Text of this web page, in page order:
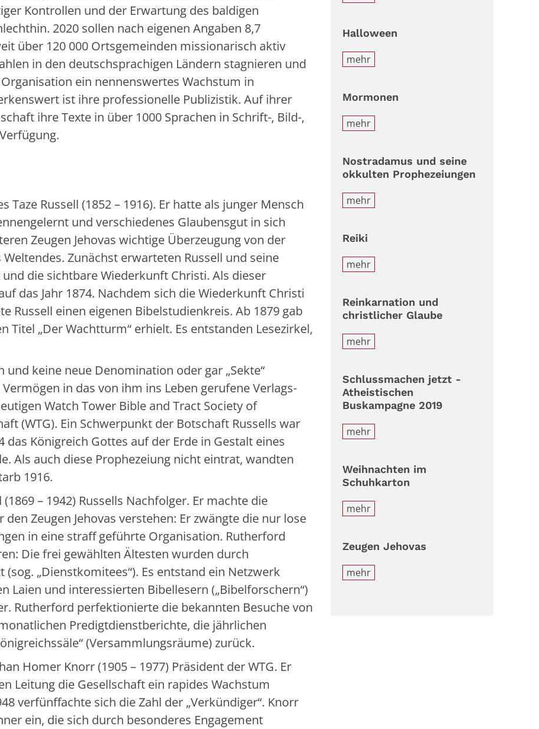
Kontrollen und der Erwartung des baldigen
2020 sollen nach eigenen Angaben 8,7
über 120 000 Ortsgemeinden missionarisch aktiv
in den deutschsprachigen Ländern stagnieren und
ein nennenswertes Wachstum in
ist ihre professionelle Publizistik. Auf ihrer
ihre Texte in über 1000 Sprachen in Schrift-, Bild-,
Taze Russell (1852 – 1916). Er hatte als junger Mensch
und verschiedenes Glaubensgut in sich
Zeugen Jehovas wichtige Überzeugung von der
Zunächst erwarteten Russell und seine
die sichtbare Wiederkunft Christi. Als dieser
das Jahr 1874. Nachdem sich die Wiederkunft Christi
Russell einen eigenen Bibelstudienkreis. Ab 1879 gab
Titel „Der Wachtturm“ erhielt. Es entstanden Lesezirkel,
keine neue Denomination oder gar „Sekte“
in das von ihm ins Leben gerufene Verlags-
Watch Tower Bible and Tract Society of
(WTG). Ein Schwerpunkt der Botschaft Russells war
das Königreich Gottes auf der Erde in Gestalt eines
Als auch diese Prophezeiung nicht eintrat, wandten
1916.
– 1942) Russells Nachfolger. Er machte die
Zeugen Jehovas verstehen: Er zwängte die nur lose
in eine straff geführte Organisation. Rutherford
Die frei gewählten Ältesten wurden durch
„Dienstkomitees“). Es entstand ein Netzwerk
Laien und interessierten Bibellesern („Bibelforschern“)
Rutherford perfektionierte die bekannten Besuche von
Predigtdienstberichte, die jährlichen
(Versammlungsräume) zurück.
Homer Knorr (1905 – 1977) Präsident der WTG. Er
Leitung die Gesellschaft ein rapides Wachstum
verfünffachte sich die Zahl der „Verkündiger“. Knorr
ein, die sich durch besonderes Engagement
Halloween
mehr
Mormonen
mehr
Nostradamus und seine
okkulten Prophezeiungen
mehr
Reiki
mehr
Reinkarnation und
christlicher Glaube
mehr
Schlussmachen jetzt -
Atheistischen
Buskampagne 2019
mehr
Weihnachten im
Schuhkarton
mehr
Zeugen Jehovas
mehr